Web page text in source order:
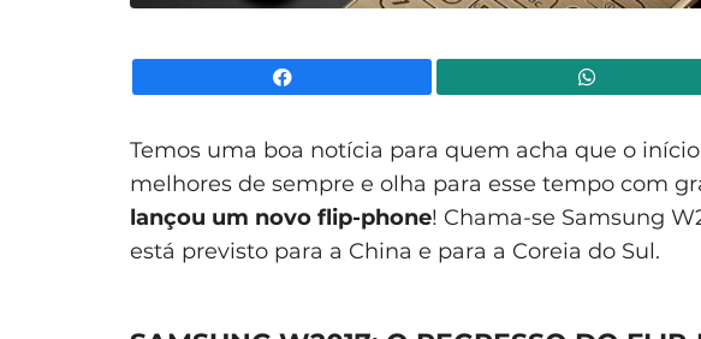
Temos uma boa notícia para quem acha que o
melhores de sempre e olha para esse tempo com
lançou um novo flip-phone! Chama-se Samsung
está previsto para a China e para a Coreia do Sul.